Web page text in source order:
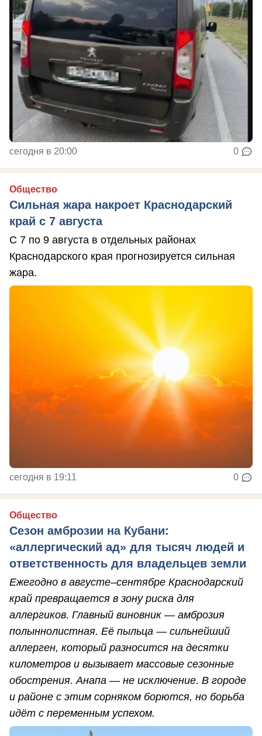
сегодня в 20:00 0
Общество
Сильная жара накроет Краснодарский
край с 7 августа
С 7 по 9 августа в отдельных районах
Краснодарского края прогнозируется сильная
жара.
сегодня в 19:11 0
Общество
Сезон амброзии на Кубани:
«аллергический ад» для тысяч людей и
ответственность для владельцев земли
Ежегодно в августе–сентябре Краснодарский
край превращается в зону риска для
аллергиков. Главный виновник — амброзия
полыннолистная. Её пыльца — сильнейший
аллерген, который разносится на десятки
километров и вызывает массовые сезонные
обострения. Анапа — не исключение. В городе
и районе с этим сорняком борются, но борьба
идёт с переменным успехом.